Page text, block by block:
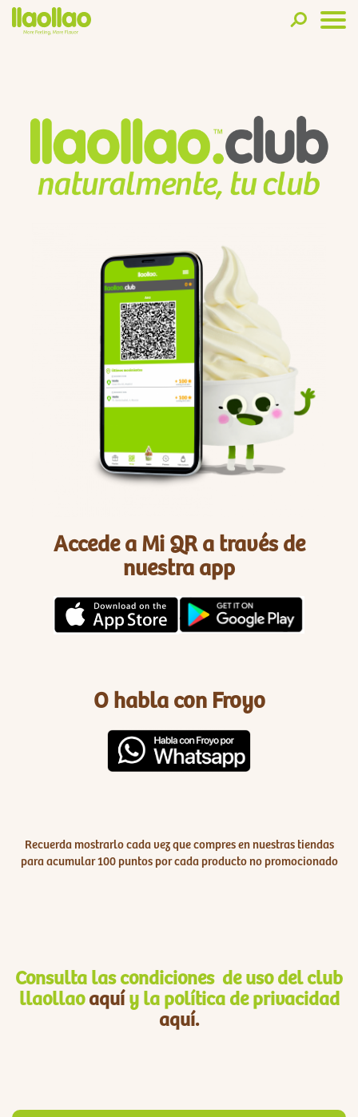
Accede a Mi QR a través de
nuestra app
O habla con Froyo
Recuerda mostrarlo cada vez que compres en nuestras tiendas
para acumular 100 puntos por cada producto no promocionado
Consulta las condiciones de uso del club
llaollaoaquí y la política de privacidad
aquí.